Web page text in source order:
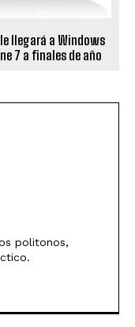
llegará a Windows
7 a finales de año
politonos,